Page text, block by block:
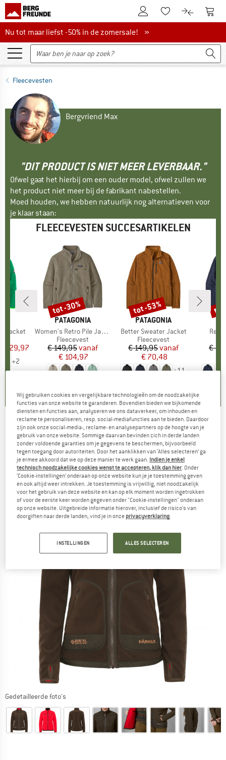
De klantenaccount
Naar deNaar de
Nu tot maar liefst -50% in de zomersale!
Nu tot maar liefst -50% in de zomersale! »
Fleecevesten
Bergvriend Max
"DIT PRODUCT IS NIET MEER LEVERBAAR."
Ofwel gaat het hierbij om een ouder model, ofwel zullen we
het product niet meer bij de fabrikant nabestellen.
Moed houden, we hebben natuurlijk nog alternatieven voor
je klaar staan:
FLEECEVESTEN SUCCESARTIKELEN
Jacket
prijs
€ 29,97
+2
(
MERK
PATAGONIA
Artikel
Women's Retro Pile Jacket
Productgroep
Fleecevest
Prijs
€ 149,95Verlaagde prijs
vanaf
€ 104,97
Korting
tot -30%
MERK
PATAGONIA
Artikel
Better Sweater Jacket
Productgroep
Fleecevest
Prijs
€ 149,95Verlaagde prijs
vanaf
€ 70,48
+ 11
Korting
tot -53%
€
tot
HÄRKILA -Women's Kamko Fleecejacke -
Fleecevest
(0)
Gedetailleerde foto's
Wij gebruiken cookies en vergelijkbare technologieën om de noodzakelijke
functies van onze website te garanderen. Bovendien bieden we bijkomende
diensten en functies aan, analyseren we ons dataverkeer, om inhouden en
reclame te personaliseren, resp. social-mediafuncties aan te bieden. Daardoor
zijn ook onze social-media-, reclame- en analysepartners op de hoogte van je
gebruik van onze website. Sommige daarvan bevinden zich in derde landen
zonder voldoende garanties om je gegevens te beschermen, bijvoorbeeld
tegen toegang door autoriteiten. Door het aanklikken van ‘Alles selecteren’ ga
je ermee akkoord dat we op deze manier te werk gaan. Indien je enkel
technisch noodzakelijke cookies wenst te accepteren, klik dan hier . Onder
‘Cookie-instellingen’ onderaan op onze website kun je je toestemming geven
en ook altijd weer intrekken. Je toestemming is vrijwillig, niet noodzakelijk
voor het gebruik van deze website en kan op elk moment worden ingetrokken
of voor de eerste keer worden gegeven onder "Cookie-instellingen" onderaan
op onze website. Uitgebreide informatie hierover, inclusief de risico's van
doorgiften naar derde landen, vind je in onze privacyverklaring
INSTELLINGEN ALLES SELECTEREN